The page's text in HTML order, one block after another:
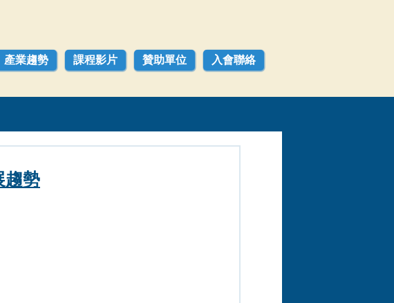
產業趨勢 課程影片 贊助單位 入會聯絡
趨勢